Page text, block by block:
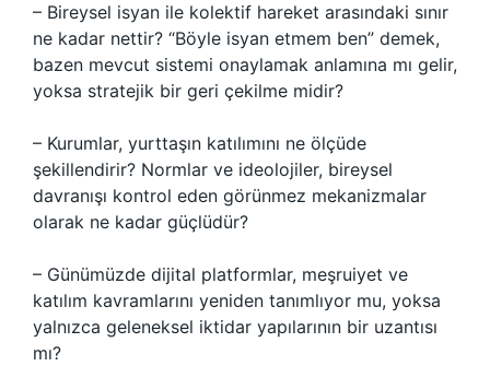
– Bireysel isyan ile kolektif hareket arasındaki sınır
ne kadar nettir? “Böyle isyan etmem ben” demek,
bazen mevcut sistemi onaylamak anlamına mı gelir,
yoksa stratejik bir geri çekilme midir?
– Kurumlar, yurttaşın katılımını ne ölçüde
şekillendirir? Normlar ve ideolojiler, bireysel
davranışı kontrol eden görünmez mekanizmalar
olarak ne kadar güçlüdür?
– Günümüzde dijital platformlar, meşruiyet ve
katılım kavramlarını yeniden tanımlıyor mu, yoksa
yalnızca geleneksel iktidar yapılarının bir uzantısı
mı?